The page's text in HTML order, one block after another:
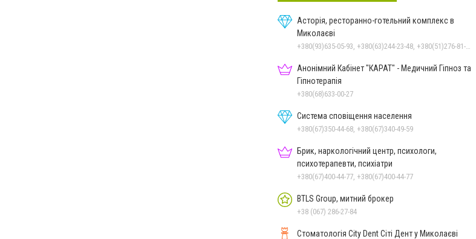
Асторія, ресторанно-готельний комплекс в
Миколаєві
Анонімний Кабінет "КАРАТ" - Медичний Гіпноз та
Гіпнотерапія
+380(68)633-00-27
Система сповіщення населення
+380(67)350-44-68, +380(67)340-49-59
Брик, наркологічний центр, психологи,
психотерапевти, психіатри
+380(67)400-44-77, +380(67)400-44-77
BTLS Group, митний брокер
+38 (067) 286-27-84
Стоматологія City Dent Сіті Дент у Миколаєві